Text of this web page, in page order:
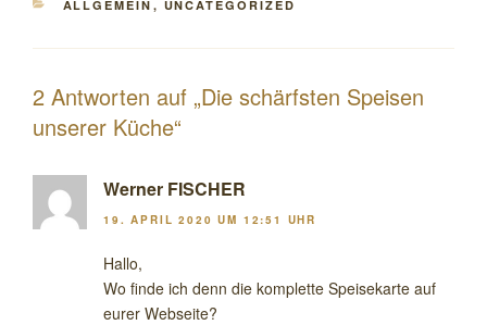
KATEGORIEN
ALLGEMEIN , UNCATEGORIZED
2 Antworten auf „Die schärfsten Speisen
unserer Küche“
Werner FISCHER
19. APRIL 2020 UM 12:51 UHR
Hallo,
Wo finde ich denn die komplette Speisekarte auf
eurer Webseite?